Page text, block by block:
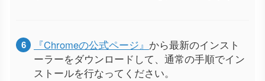
『Chromeの公式ページ』 から最新のインスト
ーラーをダウンロードして、通常の手順でイン
ストールを行なってください。